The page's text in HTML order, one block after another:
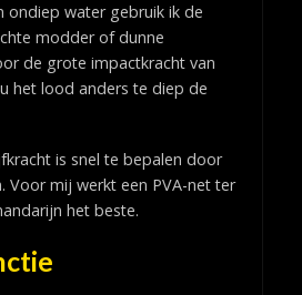
ondiep water gebruik ik de
modder of dunne
de grote impactkracht van
het lood anders te diep de
is snel te bepalen door
Voor mij werkt een PVA-net ter
het beste.